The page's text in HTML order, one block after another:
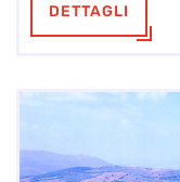
DETTAGLI